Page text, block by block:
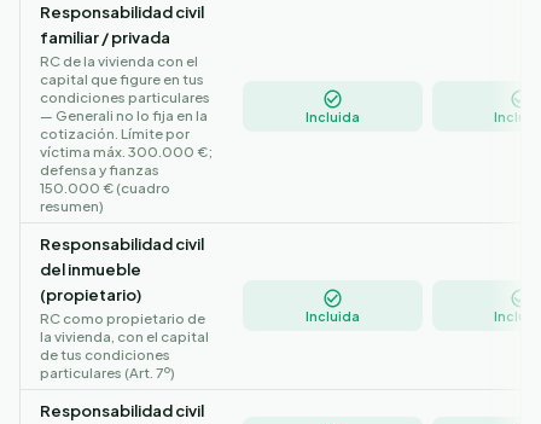
Responsabilidad civil
familiar / privada
RC de la vivienda con el
capital que figure en tus
condiciones particulares
— Generali no lo fija en la
cotización. Límite por
víctima máx. 300.000 €;
defensa y fianzas
150.000 € (cuadro
resumen)
Incluida
Responsabilidad civil
del inmueble
(propietario)
RC como propietario de
la vivienda, con el capital
de tus condiciones
particulares (Art. 7º)
Incluida
Responsabilidad civil